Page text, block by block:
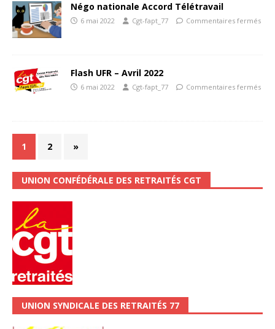
Négo nationale Accord Télétravail
6 mai 2022 Cgt-fapt_77 Commentaires fermés
Flash UFR – Avril 2022
6 mai 2022 Cgt-fapt_77 Commentaires fermés
1 2 »
UNION CONFÉDÉRALE DES RETRAITÉS CGT
UNION SYNDICALE DES RETRAITÉS 77